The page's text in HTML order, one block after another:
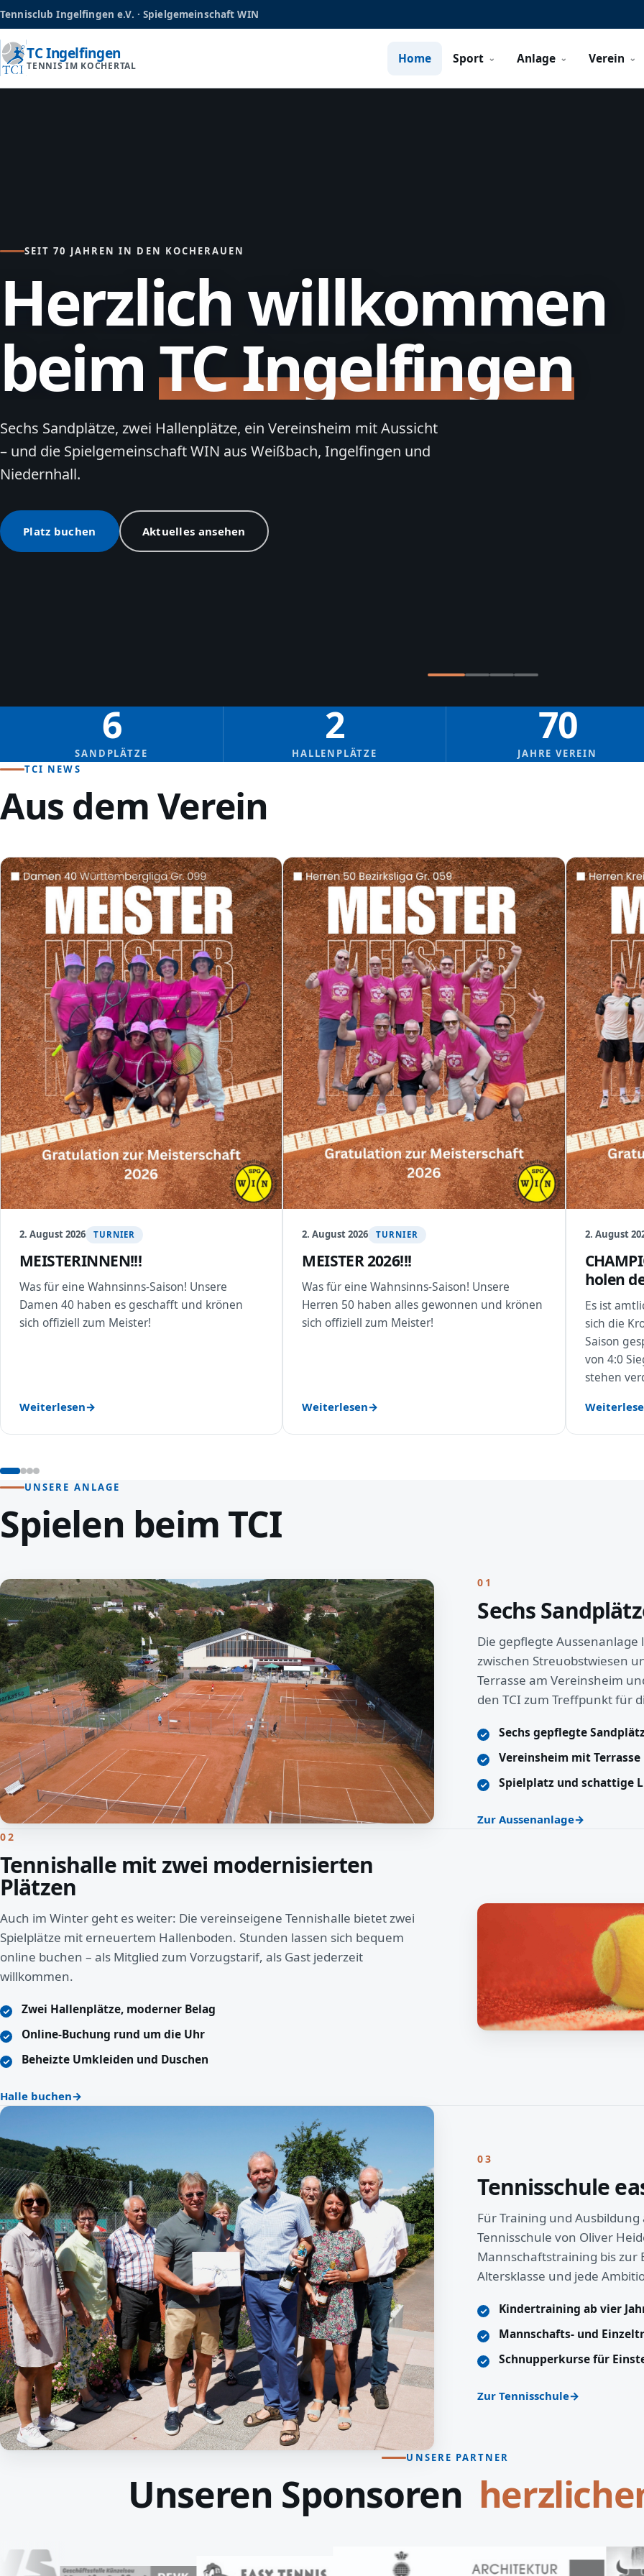
Tennisclub Ingelfingen e.V. · Spielgemeinschaft WIN
TC Ingelfingen
TENNIS IM KOCHERTAL Home Sport Anlage Verein
SEIT 70 JAHREN IN DEN KOCHERAUEN
Herzlich willkommen
beimTC Ingelfingen
Sechs Sandplätze, zwei Hallenplätze, ein Vereinsheim mit Aussicht
– und die Spielgemeinschaft WIN aus Weißbach, Ingelfingen und
Niedernhall.
Platz buchen Aktuelles ansehen
6
SANDPLÄTZE
2
HALLENPLÄTZE
70
JAHRE VEREIN
TCI NEWS
Aus dem Verein
2. August 2026 TURNIER
MEISTERINNEN!!!
Was für eine Wahnsinns-Saison! Unsere
Damen 40 haben es geschafft und krönen
sich offiziell zum Meister!
Weiterlesen
2. August 2026 TURNIER
MEISTER 2026!!!
Was für eine Wahnsinns-Saison! Unsere
Herren 50 haben alles gewonnen und krönen
sich offiziell zum Meister!
Weiterlesen
2. August
holen
Es ist
sich die
Saison
von 4:0
stehen
UNSERE ANLAGE
Spielen beim TCI
01
Sechs
Die gepflegte
zwischen Streuobstwiesen
Terrasse am Vereinsheim
den TCI zum Treffpunkt für
Sechs gepflegte
Vereinsheim mit
Spielplatz und schattige
Zur Aussenanlage
02
Tennishalle mit zwei modernisierten
Plätzen
Auch im Winter geht es weiter: Die vereinseigene Tennishalle bietet zwei
Spielplätze mit erneuertem Hallenboden. Stunden lassen sich bequem
online buchen – als Mitglied zum Vorzugstarif, als Gast jederzeit
willkommen.
Zwei Hallenplätze, moderner Belag
Online-Buchung rund um die Uhr
Beheizte Umkleiden und Duschen
Halle buchen
03
Tennisschule
Für Training und
Tennisschule von Oliver
Mannschaftstraining bis zur
Altersklasse und jede
Kindertraining ab vier
Mannschafts- und
Schnupperkurse für
Zur Tennisschule
UNSERE PARTNER
Unseren Sponsoren lieben